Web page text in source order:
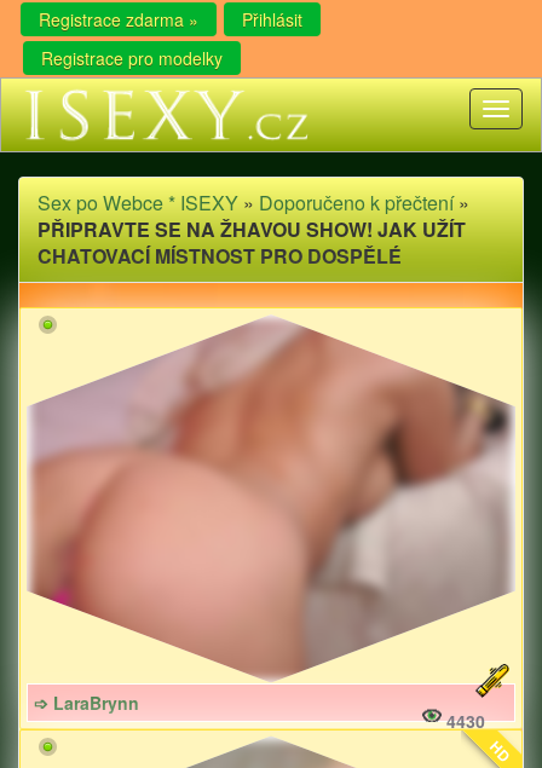
Registrace zdarma »
Přihlásit
Registrace pro modelky
Sex po Webce * ISEXY » Doporučeno k přečtení»
PŘIPRAVTE SE NA ŽHAVOU SHOW! JAK UŽÍT
CHATOVACÍ MÍSTNOST PRO DOSPĚLÉ
➩ LaraBrynn
4430
HD